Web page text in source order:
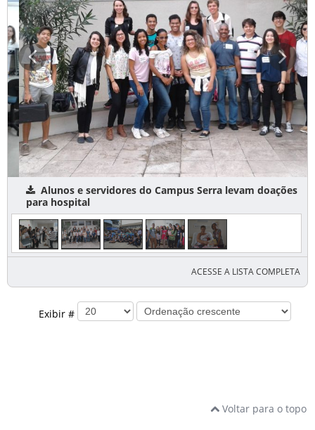
Alunos e servidores do Campus Serra levam doações
para hospital
ACESSE A LISTA COMPLETA
Exibir #
Voltar para o topo